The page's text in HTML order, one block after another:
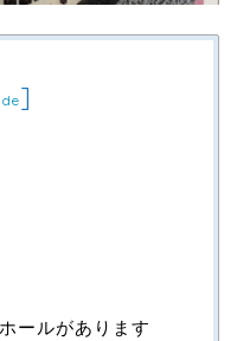
]
ールがあります